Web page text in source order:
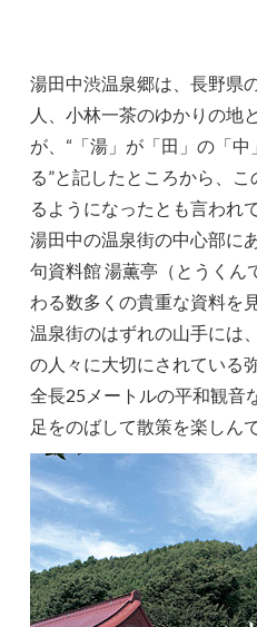
湯田中渋温泉郷は、長野県
人、小林一茶のゆかりの地
が、“「湯」が「田」の「
る”と記したところから、
るようになったとも言われ
湯田中の温泉街の中心部に
句資料館 湯薫亭（とうくん
わる数多くの貴重な資料を
温泉街のはずれの山手には
の人々に大切にされている
全長25メートルの平和観音
足をのばして散策を楽しん